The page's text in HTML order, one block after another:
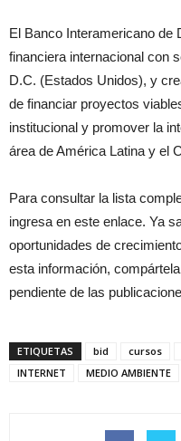
El Banco Interamericano de
financiera internacional con
D.C. (Estados Unidos), y
de financiar proyectos
institucional y promover la
área de América Latina y el
Para consultar la lista
ingresa en este enlace. Ya
oportunidades de
esta información,
pendiente de las
ETIQUETAS bid cursos
INTERNET
MEDIO AMBIENTE